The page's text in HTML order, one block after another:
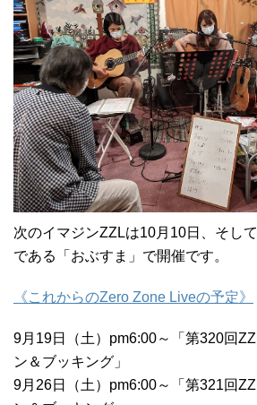
次のイマジンZZLは10月10日、そし
である「おぶすま」で開催です。
《これからのZero Zone Liveの予定》
9月19日（土）pm6:00～「第320回
ン＆ブッキング」
9月26日（土）pm6:00～「第321回